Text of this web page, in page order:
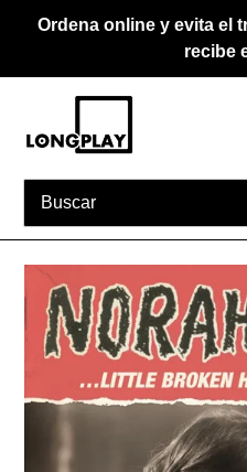
directamente
contenido
Ordena online y evita el
recibe